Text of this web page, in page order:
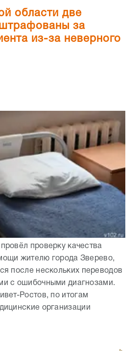
области две
за
из-за неверного
проверку качества
жителю города Зверево,
после нескольких переводов
с ошибочными диагнозами.
Ростов, по итогам
организации